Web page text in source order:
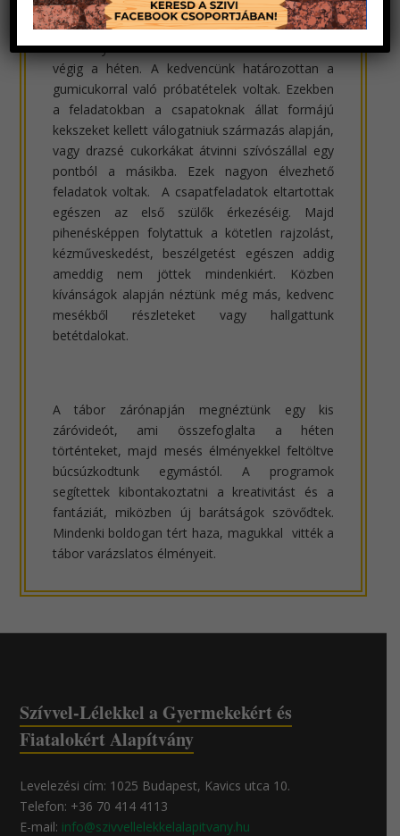
feladatokat megoldanunk, ami nagyon jól
sikerült is. Külféle fejtörők, labirintusok,
feladványok bekötött szemmel vezettek minket
végig a héten. A kedvencünk határozottan a
gumicukorral való próbatételek voltak. Ezekben
a feladatokban a csapatoknak állat formájú
kekszeket kellett válogatniuk származás alapján,
vagy drazsé cukorkákat átvinni szívószállal egy
pontból a másikba. Ezek nagyon élvezhető
feladatok voltak. A csapatfeladatok eltartottak
egészen az első szülők érkezéséig. Majd
pihenésképpen folytattuk a kötetlen rajzolást,
kézműveskedést, beszélgetést egészen addig
ameddig nem jöttek mindenkiért. Közben
kívánságok alapján néztünk még más, kedvenc
mesékből részleteket vagy hallgattunk
betétdalokat.
A tábor zárónapján megnéztünk egy kis
záróvideót, ami összefoglalta a héten
történteket, majd mesés élményekkel feltöltve
búcsúzkodtunk egymástól. A programok
segítettek kibontakoztatni a kreativitást és a
fantáziát, miközben új barátságok szövődtek.
Mindenki boldogan tért haza, magukkal vitték a
tábor varázslatos élményeit.
Szívvel-Lélekkel a Gyermekekért és
Fiatalokért Alapítvány
Levelezési cím: 1025 Budapest, Kavics utca 10.
Telefon: +36 70 414 4113
E-mail: info@szivvellelekkelalapitvany.hu